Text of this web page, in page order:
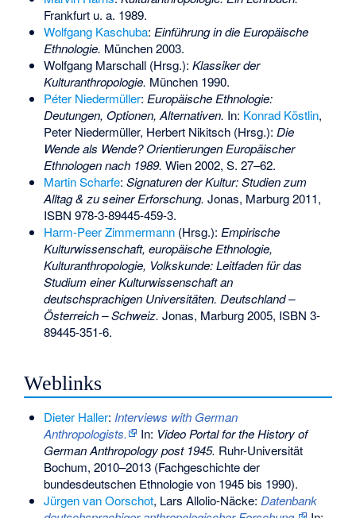
Frankfurt u. a. 1989.
Wolfgang Kaschuba: Einführung in die Europäische
Ethnologie. München 2003.
Wolfgang Marschall(Hrsg.): Klassiker der
Kulturanthropologie. München 1990.
Péter Niedermüller: Europäische Ethnologie:
Deutungen, Optionen, Alternativen. In: Konrad Köstlin,
Peter Niedermüller, Herbert Nikitsch (Hrsg.): Die
Wende als Wende? Orientierungen Europäischer
Ethnologen nach 1989. Wien 2002, S. 27–62.
Martin Scharfe: Signaturen der Kultur: Studien zum
Alltag & zu seiner Erforschung. Jonas, Marburg 2011,
ISBN 978-3-89445-459-3.
Harm-Peer Zimmermann(Hrsg.): Empirische
Kulturwissenschaft, europäische Ethnologie,
Kulturanthropologie, Volkskunde: Leitfaden für das
Studium einer Kulturwissenschaft an
deutschsprachigen Universitäten. Deutschland –
Österreich – Schweiz. Jonas, Marburg 2005, ISBN 3-
89445-351-6.
Weblinks
Dieter Haller: Interviews with German
Anthropologists.
In: Video Portal for the History of
German Anthropology post 1945. Ruhr-Universität
Bochum, 2010–2013 (Fachgeschichte der
bundesdeutschen Ethnologie von 1945 bis 1990).
Jürgen van Oorschot, Lars Allolio-Näcke: Datenbank